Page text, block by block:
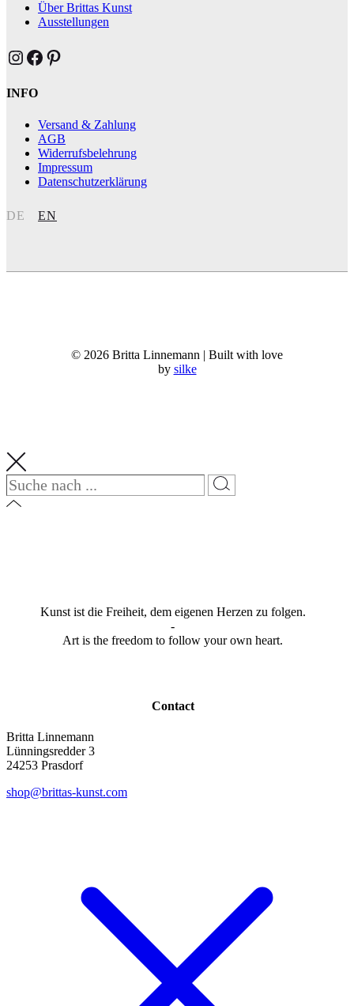
Über Brittas Kunst
Ausstellungen
Brittas Kunst Instagram
Brittas Kunst bei Facebook
Brittas Kunst at Pinterest
INFO
Versand & Zahlung
AGB
Widerrufsbelehrung
Impressum
Datenschutzerklärung
DE EN
© 2026 Britta Linnemann | Built with love
by silke
Kunst ist die Freiheit, dem eigenen Herzen zu folgen.
-
Art is the freedom to follow your own heart.
Contact
Britta Linnemann
Lünningsredder 3
24253 Prasdorf
shop@brittas-kunst.com